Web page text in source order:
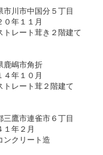
市川市中国分５
成２０年１１月
トレート茸き２階建
県鹿嶋市角折
１４年１０月
トレート茸２階建
鷹市連雀市６丁目
昭和４１年２
コンクリート造